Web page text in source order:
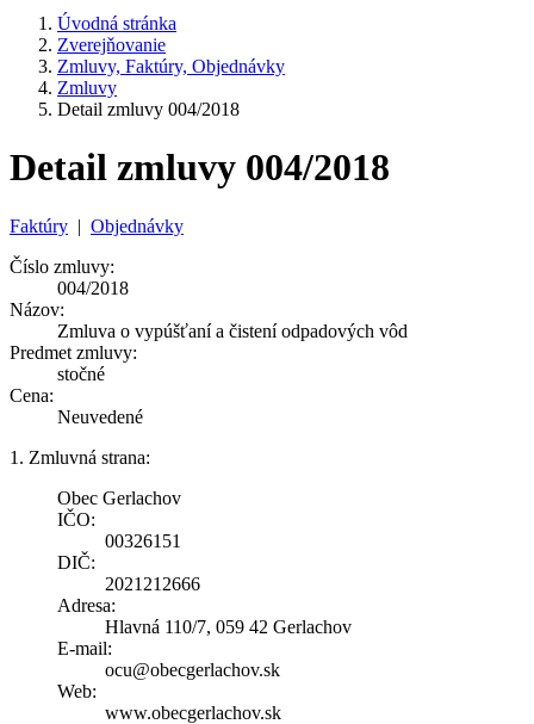
Úvodná stránka
Zverejňovanie
Zmluvy, Faktúry, Objednávky
Zmluvy
Detail zmluvy 004/2018
Detail zmluvy 004/2018
Faktúry | Objednávky
Číslo zmluvy:
004/2018
Názov:
Zmluva o vypúšťaní a čistení odpadových vôd
Predmet zmluvy:
stočné
Cena:
Neuvedené
1. Zmluvná strana:
Obec Gerlachov
IČO:
00326151
DIČ:
2021212666
Adresa:
Hlavná 110/7, 059 42 Gerlachov
E-mail:
ocu@obecgerlachov.sk
Web:
www.obecgerlachov.sk